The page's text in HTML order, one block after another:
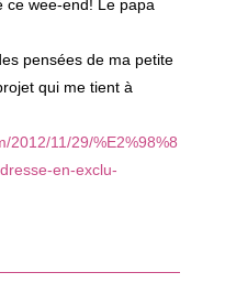
ce wee-end! Le papa
pensées de ma petite
qui me tient à
2012/11/29/%E2%98%8
en-exclu-